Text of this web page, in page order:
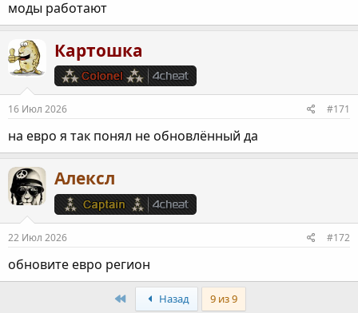
моды работают
Картошка
16 Июл 2026 #171
на евро я так понял не обновлённый да
Алексл
22 Июл 2026 #172
обновите евро регион
First Назад 9 из 9